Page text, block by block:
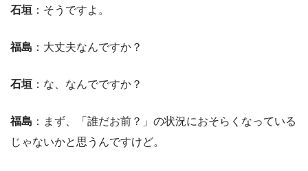
石垣 ：そうですよ。
福島 ：大丈夫なんですか？
石垣 ：な、なんでですか？
福島 ：まず、「誰だお前？」の状況におそらくなっている
じゃないかと思うんですけど。